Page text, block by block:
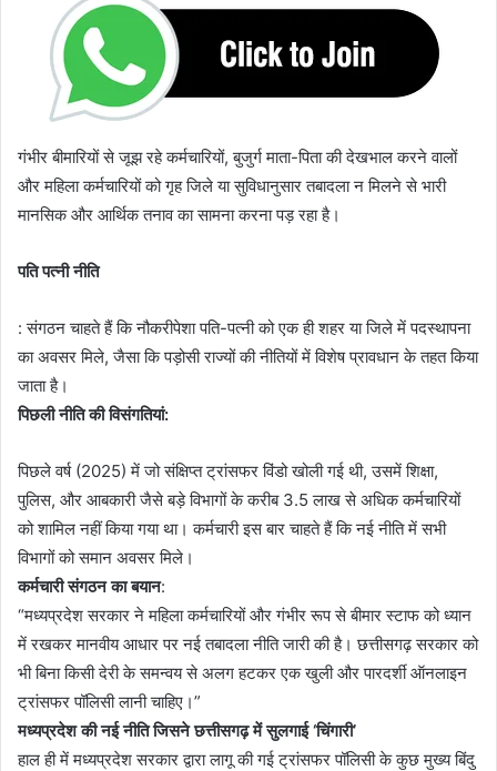
गंभीर बीमारियों से जूझ रहे कर्मचारियों, बुजुर्ग माता-पिता की देखभाल करने वालों
और महिला कर्मचारियों को गृह जिले या सुविधानुसार तबादला न मिलने से भारी
मानसिक और आर्थिक तनाव का सामना करना पड़ रहा है।
पति पत्नी नीति
: संगठन चाहते हैं कि नौकरीपेशा पति-पत्नी को एक ही शहर या जिले में पदस्थापना
का अवसर मिले, जैसा कि पड़ोसी राज्यों की नीतियों में विशेष प्रावधान के तहत किया
जाता है।
​पिछली नीति की विसंगतियां:
पिछले वर्ष (2025) में जो संक्षिप्त ट्रांसफर विंडो खोली गई थी, उसमें शिक्षा,
पुलिस, और आबकारी जैसे बड़े विभागों के करीब 3.5 लाख से अधिक कर्मचारियों
को शामिल नहीं किया गया था। कर्मचारी इस बार चाहते हैं कि नई नीति में सभी
विभागों को समान अवसर मिले।
​कर्मचारी संगठन का बयान:
“मध्यप्रदेश सरकार ने महिला कर्मचारियों और गंभीर रूप से बीमार स्टाफ को ध्यान
में रखकर मानवीय आधार पर नई तबादला नीति जारी की है। छत्तीसगढ़ सरकार को
भी बिना किसी देरी के समन्वय से अलग हटकर एक खुली और पारदर्शी ऑनलाइन
ट्रांसफर पॉलिसी लानी चाहिए।”
​मध्यप्रदेश की नई नीति जिसने छत्तीसगढ़ में सुलगाई ‘चिंगारी’
​हाल ही में मध्यप्रदेश सरकार द्वारा लागू की गई ट्रांसफर पॉलिसी के कुछ मुख्य बिंदु